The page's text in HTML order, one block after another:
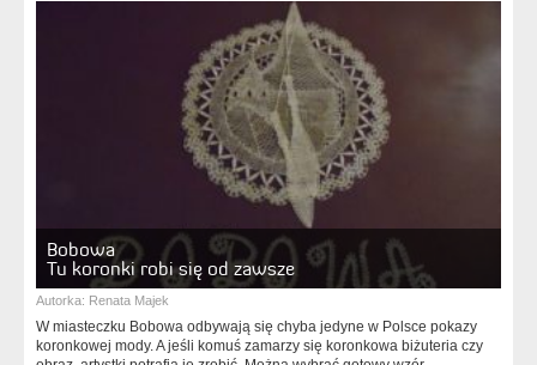
Bobowa
Tu koronki robi się od zawsze
Autorka: Renata Majek
W miasteczku Bobowa odbywają się chyba jedyne w Polsce pokazy
koronkowej mody. A jeśli komuś zamarzy się koronkowa biżuteria czy